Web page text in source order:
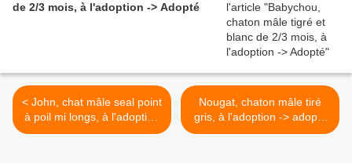
de 2/3 mois, à l'adoption -> Adopté
< John, chat mâle seal point
à poil mi longs, à l'adoption
-> adopté
Nougat, chaton mâle tiré
gris, à l'adoption -> adopté
>